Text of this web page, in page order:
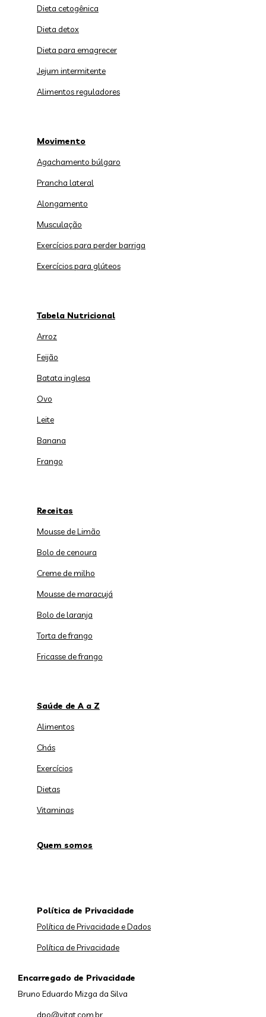
Dieta cetogênica
Dieta detox
Dieta para emagrecer
Jejum intermitente
Alimentos reguladores
Movimento
Agachamento búlgaro
Prancha lateral
Alongamento
Musculação
Exercícios para perder barriga
Exercícios para glúteos
Tabela Nutricional
Arroz
Feijão
Batata inglesa
Ovo
Leite
Banana
Frango
Receitas
Mousse de Limão
Bolo de cenoura
Creme de milho
Mousse de maracujá
Bolo de laranja
Torta de frango
Fricasse de frango
Saúde de A a Z
Alimentos
Chás
Exercícios
Dietas
Vitaminas
Quem somos
Política de Privacidade
Política de Privacidade e Dados
Política de Privacidade
Encarregado de Privacidade
Bruno Eduardo Mizga da Silva